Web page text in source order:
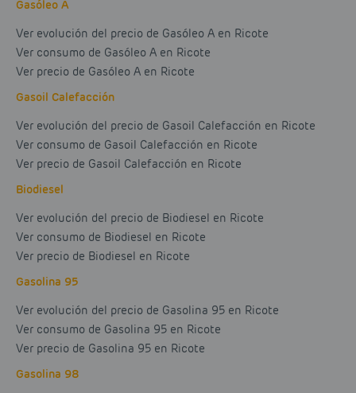
Gasóleo A
Ver evolución del precio de Gasóleo A en Ricote
Ver consumo de Gasóleo A en Ricote
Ver precio de Gasóleo A en Ricote
Gasoil Calefacción
Ver evolución del precio de Gasoil Calefacción en Ricote
Ver consumo de Gasoil Calefacción en Ricote
Ver precio de Gasoil Calefacción en Ricote
Biodiesel
Ver evolución del precio de Biodiesel en Ricote
Ver consumo de Biodiesel en Ricote
Ver precio de Biodiesel en Ricote
Gasolina 95
Ver evolución del precio de Gasolina 95 en Ricote
Ver consumo de Gasolina 95 en Ricote
Ver precio de Gasolina 95 en Ricote
Gasolina 98